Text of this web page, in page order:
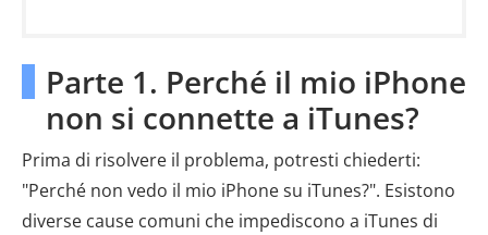
Parte 1. Perché il mio iPhone
non si connette a iTunes?
Prima di risolvere il problema, potresti chiederti:
"Perché non vedo il mio iPhone su iTunes?". Esistono
diverse cause comuni che impediscono a iTunes di